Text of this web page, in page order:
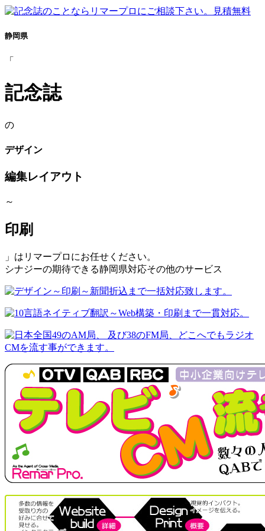
静岡県
「
記念誌
の
デザイン
編集レイアウト
～
印刷
」はリマープロにお任せください。
シナジーの期待できる静岡県対応その他のサービス